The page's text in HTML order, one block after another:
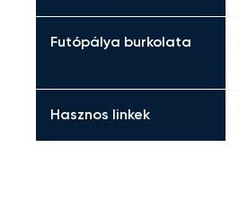
Futópálya burkolata
Hasznos linkek